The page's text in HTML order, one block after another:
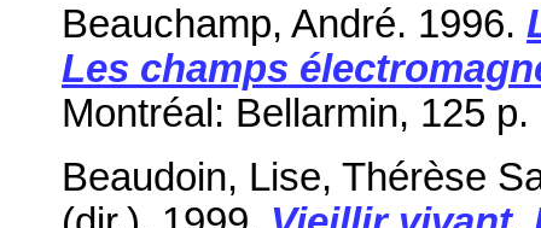
Beauchamp, André. 1996.
Les champs
Montréal: Bellarmin, 125
Beaudoin, Lise, Thérèse